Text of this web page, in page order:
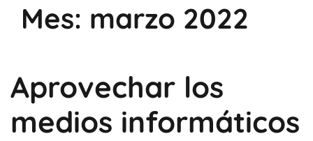
Mes: marzo 2022
Aprovechar los
medios informáticos